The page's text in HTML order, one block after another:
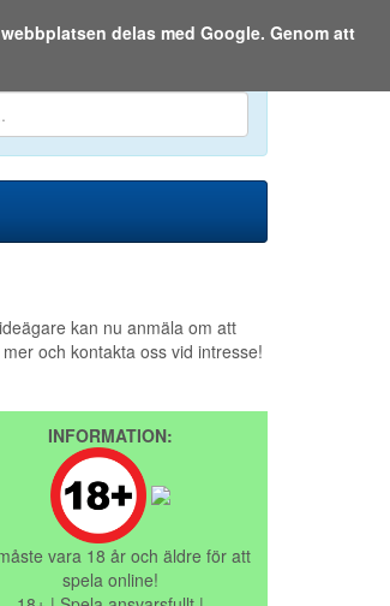
Den 8 augusti 2026
kan nu anmäla om att
och kontakta oss vid intresse!
INFORMATION:
vara 18 år och äldre för att
spela online!
delas med Google. Genom att